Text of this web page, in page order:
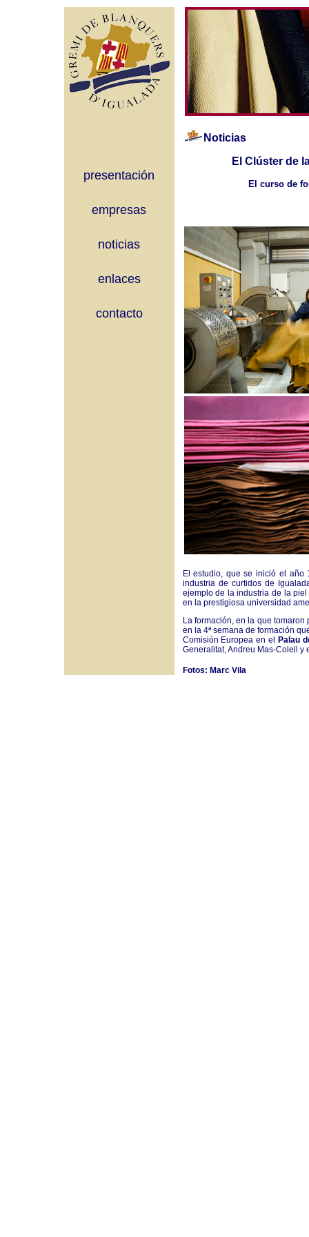
presentación
empresas
noticias
enlaces
contacto
Noticias
El Clúster de
El curso de
El estudio, que se inició el año
industria de curtidos de
ejemplo de la industria de la
en la prestigiosa universidad
La formación, en la que
en la 4ª semana de formación
Comisión Europea en el
Palau
Generalitat, Andreu Mas-Colell y
Fotos: Marc Vila